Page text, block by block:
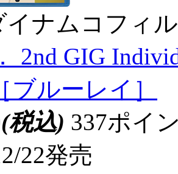
イナムコフィ
2nd GIG
ブルーレイ］
(税込) 337ポイ
22発売